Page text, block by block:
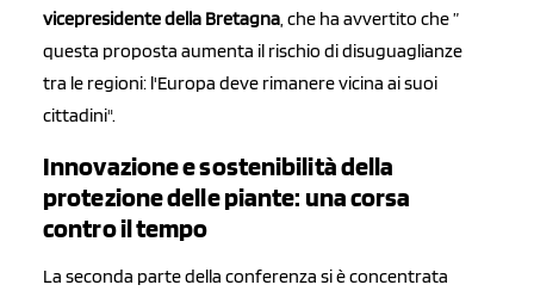
vicepresidente della Bretagna, che ha avvertito che ”
questa proposta aumenta il rischio di disuguaglianze
tra le regioni: l'Europa deve rimanere vicina ai suoi
cittadini".
Innovazione e sostenibilità della
protezione delle piante: una corsa
contro il tempo
La seconda parte della conferenza si è concentrata